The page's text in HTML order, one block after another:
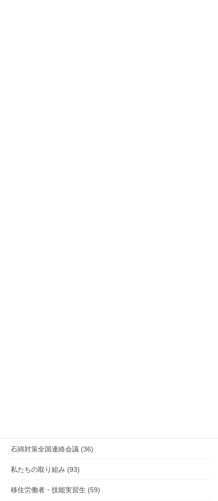
石綿対策全国連絡会議 (36)
私たちの取り組み (93)
移住労働者・技能実習生 (59)